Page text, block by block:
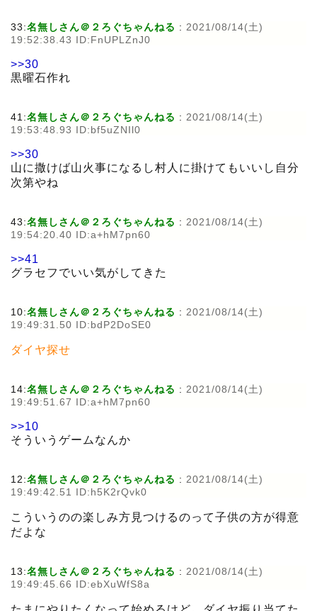
33:名無しさん＠２ろぐちゃんねる : 2021/08/14(土)
19:52:38.43 ID:FnUPLZnJ0
>>30
黒曜石作れ
41:名無しさん＠２ろぐちゃんねる : 2021/08/14(土)
19:53:48.93 ID:bf5uZNIl0
>>30
山に撒けば山火事になるし村人に掛けてもいいし自分
次第やね
43:名無しさん＠２ろぐちゃんねる : 2021/08/14(土)
19:54:20.40 ID:a+hM7pn60
>>41
グラセフでいい気がしてきた
10:名無しさん＠２ろぐちゃんねる : 2021/08/14(土)
19:49:31.50 ID:bdP2DoSE0
ダイヤ探せ
14:名無しさん＠２ろぐちゃんねる : 2021/08/14(土)
19:49:51.67 ID:a+hM7pn60
>>10
そういうゲームなんか
12:名無しさん＠２ろぐちゃんねる : 2021/08/14(土)
19:49:42.51 ID:h5K2rQvk0
こういうのの楽しみ方見つけるのって子供の方が得意
だよな
13:名無しさん＠２ろぐちゃんねる : 2021/08/14(土)
19:49:45.66 ID:ebXuWfS8a